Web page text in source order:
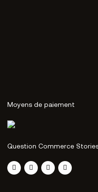
Moyens de paiement
Question Commerce